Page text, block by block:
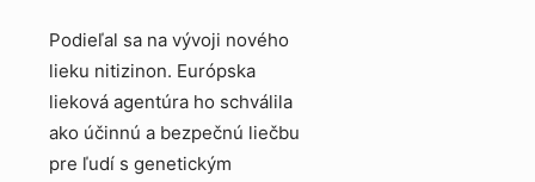
Podieľal sa na vývoji nového
lieku nitizinon. Európska
lieková agentúra ho schválila
ako účinnú a bezpečnú liečbu
pre ľudí s genetickým